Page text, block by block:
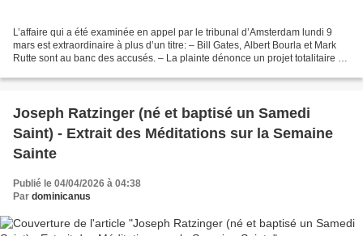
L’affaire qui a été examinée en appel par le tribunal d’Amsterdam lundi 9
mars est extraordinaire à plus d’un titre: – Bill Gates, Albert Bourla et Mark
Rutte sont au banc des accusés. – La plainte dénonce un projet totalitaire et
Joseph Ratzinger (né et baptisé un Samedi
Saint) - Extrait des Méditations sur la Semaine
Sainte
Publié le 04/04/2026 à 04:38
Par dominicanus